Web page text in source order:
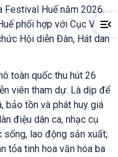
Festival Huế năm 2026,
phối hợp với Cục Văn
Hội diễn Đàn, Hát dân
toàn quốc thu hút 26
viên tham dự. Là dịp để
bảo tồn và phát huy giá
điệu dân ca, nhạc cụ
sống, lao động sản xuất;
tỏa tinh hoa văn hóa ba